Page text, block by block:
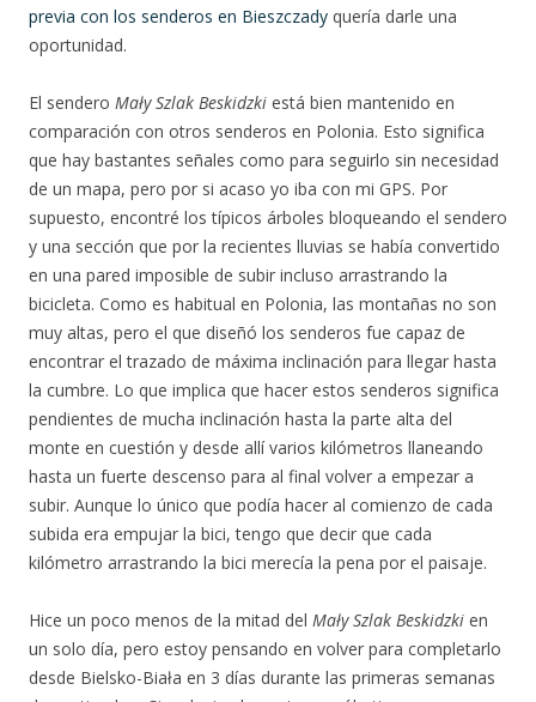
previa con los senderos en Bieszczady quería darle una
oportunidad.
El sendero Mały Szlak Beskidzki está bien mantenido en
comparación con otros senderos en Polonia. Esto significa
que hay bastantes señales como para seguirlo sin necesidad
de un mapa, pero por si acaso yo iba con mi GPS. Por
supuesto, encontré los típicos árboles bloqueando el sendero
y una sección que por la recientes lluvias se había convertido
en una pared imposible de subir incluso arrastrando la
bicicleta. Como es habitual en Polonia, las montañas no son
muy altas, pero el que diseñó los senderos fue capaz de
encontrar el trazado de máxima inclinación para llegar hasta
la cumbre. Lo que implica que hacer estos senderos significa
pendientes de mucha inclinación hasta la parte alta del
monte en cuestión y desde allí varios kilómetros llaneando
hasta un fuerte descenso para al final volver a empezar a
subir. Aunque lo único que podía hacer al comienzo de cada
subida era empujar la bici, tengo que decir que cada
kilómetro arrastrando la bici merecía la pena por el paisaje.
Hice un poco menos de la mitad del Mały Szlak Beskidzki en
un solo día, pero estoy pensando en volver para completarlo
desde Bielsko-Biała en 3 días durante las primeras semanas